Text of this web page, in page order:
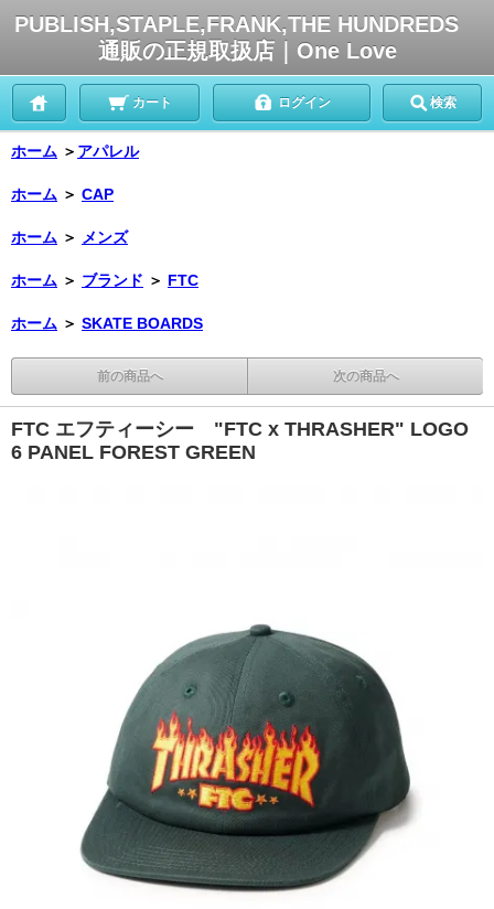
PUBLISH,STAPLE,FRANK,THE HUNDREDS
通販の正規取扱店｜One Love
カート ログイン 検索
ホーム ＞ アパレル
ホーム ＞ CAP
ホーム ＞ メンズ
ホーム ＞ ブランド ＞ FTC
ホーム ＞ SKATE BOARDS
前の商品へ 次の商品へ
FTC エフティーシー "FTC x THRASHER" LOGO
6 PANEL FOREST GREEN